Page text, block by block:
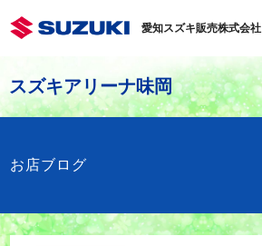
愛知スズキ販売株式会社
スズキアリーナ味岡
お店ブログ